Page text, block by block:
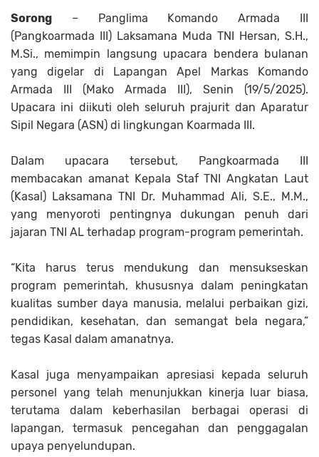
Sorong – Panglima Komando Armada III
(Pangkoarmada III) Laksamana Muda TNI Hersan, S.H.,
M.Si., memimpin langsung upacara bendera bulanan
yang digelar di Lapangan Apel Markas Komando
Armada III (Mako Armada III), Senin (19/5/2025).
Upacara ini diikuti oleh seluruh prajurit dan Aparatur
Sipil Negara (ASN) di lingkungan Koarmada III.
Dalam upacara tersebut, Pangkoarmada III
membacakan amanat Kepala Staf TNI Angkatan Laut
(Kasal) Laksamana TNI Dr. Muhammad Ali, S.E., M.M.,
yang menyoroti pentingnya dukungan penuh dari
jajaran TNI AL terhadap program-program pemerintah.
“Kita harus terus mendukung dan mensukseskan
program pemerintah, khususnya dalam peningkatan
kualitas sumber daya manusia, melalui perbaikan gizi,
pendidikan, kesehatan, dan semangat bela negara,”
tegas Kasal dalam amanatnya.
Kasal juga menyampaikan apresiasi kepada seluruh
personel yang telah menunjukkan kinerja luar biasa,
terutama dalam keberhasilan berbagai operasi di
lapangan, termasuk pencegahan dan penggagalan
upaya penyelundupan.